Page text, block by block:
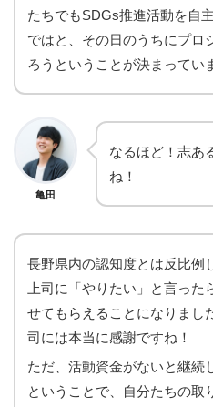
たちでもSDGs推進活動を自
ではと、その日のうちにプロ
ろうということが決まってい
亀田
なるほど！志あ
ね！
長野県内の認知度とは反比例
上司に「やりたい」と言った
せてもらえることになりまし
司には本当に感謝ですね！
ただ、活動資金がないと継続
ということで、自分たちの取